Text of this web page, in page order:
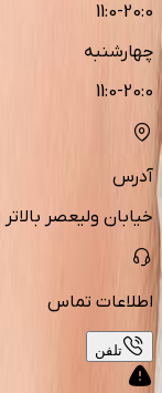
11:0-20:0
چهارشنبه
11:0-20:0
آدرس
خیابان ولیعصر
اطلاعات تماس
تلفن